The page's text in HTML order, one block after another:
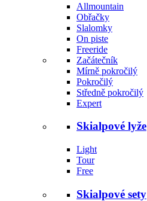
Allmountain
Obřačky
Slalomky
On piste
Freeride
Začátečník
Mírně pokročilý
Pokročilý
Středně pokročilý
Expert
Skialpové lyže
Light
Tour
Free
Skialpové sety